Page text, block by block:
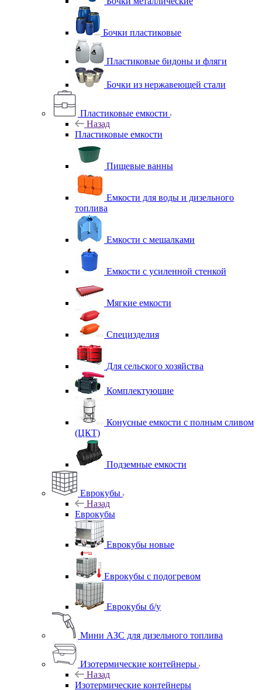
Бочки пластиковые
Пластиковые бидоны и фляги
Бочки из нержавеющей стали
Пластиковые емкости
Назад
Пластиковые емкости
Пищевые ванны
Емкости для воды и дизельного
топлива
Емкости с мешалками
Емкости с усиленной стенкой
Мягкие емкости
Специзделия
Для сельского хозяйства
Комплектующие
Конусные емкости с полным сливом
(ЦКТ)
Подземные емкости
Еврокубы
Назад
Еврокубы
Еврокубы новые
Еврокубы с подогревом
Еврокубы б/у
Мини АЗС для дизельного топлива
Изотермические контейнеры
Назад
Изотермические контейнеры